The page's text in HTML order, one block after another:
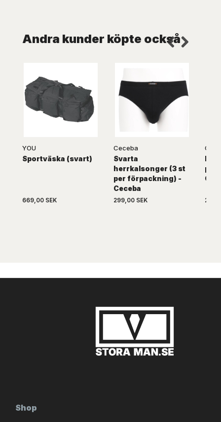
Andra kunder köpte också
YOU
Sportväska (svart)
669,00 SEK
Ceceba
Svarta
herrkalsonger (3 st
per förpackning) -
Ceceba
299,00 SEK
Blå
per
Shop